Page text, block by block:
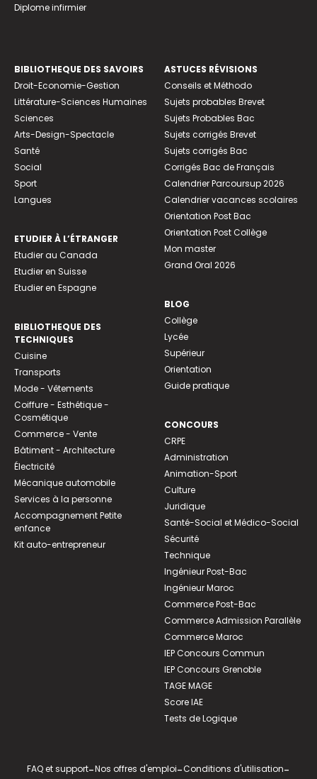
Diplome infirmier
BIBLIOTHEQUE DES SAVOIRS
Droit-Economie-Gestion
Littérature-Sciences Humaines
Sciences
Arts-Design-Spectacle
Santé
Social
Sport
Langues
ETUDIER À L’ÉTRANGER
Etudier au Canada
Etudier en Suisse
Etudier en Espagne
BIBLIOTHEQUE DES
TECHNIQUES
Cuisine
Transports
Mode - Vêtements
Coiffure - Esthétique -
Cosmétique
Commerce - Vente
Bâtiment - Architecture
Électricité
Mécanique automobile
Services à la personne
Accompagnement Petite
enfance
Kit auto-entrepreneur
ASTUCES RÉVISIONS
Conseils et Méthodo
Sujets probables Brevet
Sujets Probables Bac
Sujets corrigés Brevet
Sujets corrigés Bac
Corrigés Bac de Français
Calendrier Parcoursup 2026
Calendrier vacances scolaires
Orientation Post Bac
Orientation Post Collège
Mon master
Grand Oral 2026
BLOG
Collège
Lycée
Supérieur
Orientation
Guide pratique
CONCOURS
CRPE
Administration
Animation-Sport
Culture
Juridique
Santé-Social et Médico-Social
Sécurité
Technique
Ingénieur Post-Bac
Ingénieur Maroc
Commerce Post-Bac
Commerce Admission Parallèle
Commerce Maroc
IEP Concours Commun
IEP Concours Grenoble
TAGE MAGE
Score IAE
Tests de Logique
FAQ et support-Nos offres d'emploi-Conditions d'utilisation-